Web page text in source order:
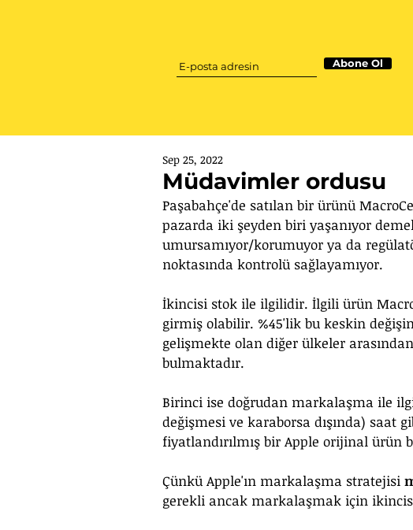
Abone Ol
Müdavimler ordusu
Sep 25, 2022
Paşabahçe'de satılan bir ürünü
pazarda iki şeyden biri yaşanıyor
umursamıyor/korumuyor ya da
noktasında kontrolü sağlayamıyor.
İkincisi stok ile ilgilidir. İlgili ürün
girmiş olabilir. %45'lik bu keskin
gelişmekte olan diğer ülkeler
bulmaktadır.
Birinci ise doğrudan markalaşma ile
değişmesi ve karaborsa dışında) saat
fiyatlandırılmış bir Apple orijinal ürün
Çünkü Apple'ın markalaşma stratejisi
gerekli ancak markalaşmak için